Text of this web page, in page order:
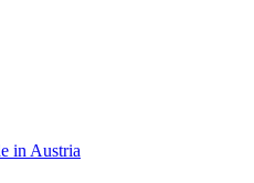
in Austria